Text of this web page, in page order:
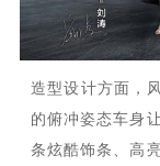
造型设计方面，
的俯冲姿态车身
条炫酷饰条、高